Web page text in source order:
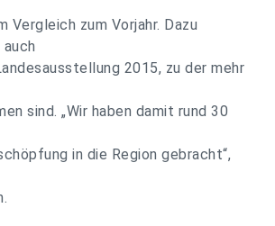
Vergleich zum Vorjahr. Dazu
2015, zu der mehr
sind. „Wir haben damit rund 30
in die Region gebracht“,